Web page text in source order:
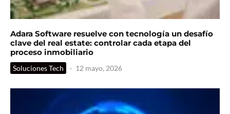
Adara Software resuelve con tecnología un desafío
clave del real estate: controlar cada etapa del
proceso inmobiliario
Soluciones Tech · 12 mayo, 2026